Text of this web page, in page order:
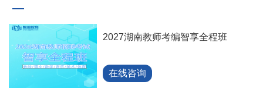
2027湖南教师考编智享全程班
在线咨询